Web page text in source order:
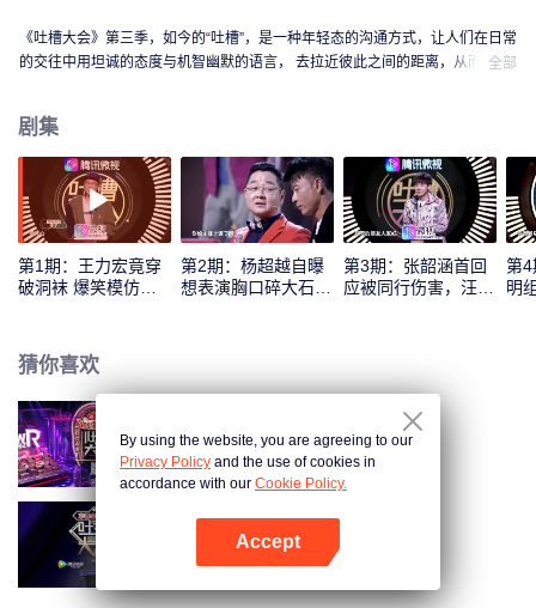
《吐槽大会》第三季，如今的“吐槽”，是一种年轻态的沟通方式，让人们在日常
的交往中用坦诚的态度与机智幽默的语言， 去拉近彼此之间的距离，从而达成
全部
剧集
第1期：王力宏竟穿
破洞袜 爆笑模仿张
第2期：杨超越自曝
想表演胸口碎大石，
第3期：张韶涵首回
应被同行伤害，汪苏
第4
明
猜你喜欢
吐槽大会 第4季
吐槽大会 第1季
By using the website, you are agreeing to our
Privacy Policy and the use of cookies in
accordance with our Cookie Policy.
Accept